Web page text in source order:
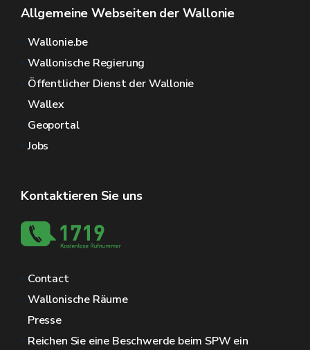
Allgemeine Webseiten der Wallonie
Wallonie.be
Wallonische Regierung
Öffentlicher Dienst der Wallonie
Wallex
Geoportal
Jobs
Kontaktieren Sie uns
Contact
Wallonische Räume
Presse
Reichen Sie eine Beschwerde beim SPW ein